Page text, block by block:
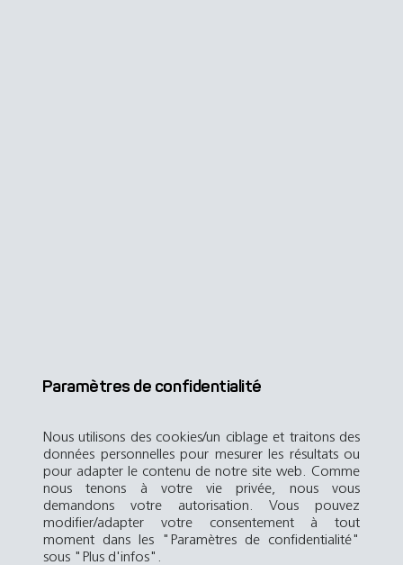
Paramètres de confidentialité
Nous utilisons des cookies/un ciblage et traitons des
données personnelles pour mesurer les résultats ou
pour adapter le contenu de notre site web. Comme
nous tenons à votre vie privée, nous vous
demandons votre autorisation. Vous pouvez
modifier/adapter votre consentement à tout
moment dans les "Paramètres de confidentialité"
sous "Plus d'infos".